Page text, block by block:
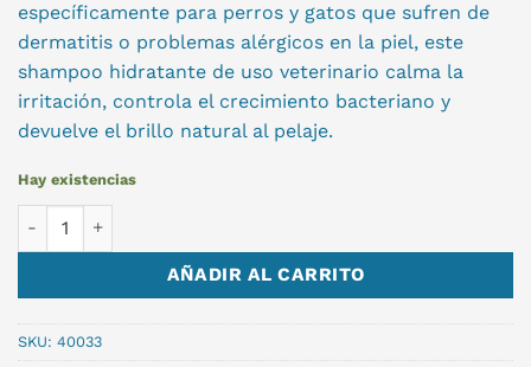
específicamente para perros y gatos que sufren de
dermatitis o problemas alérgicos en la piel, este
shampoo hidratante de uso veterinario calma la
irritación, controla el crecimiento bacteriano y
devuelve el brillo natural al pelaje.
Hay existencias
AÑADIR AL CARRITO
SKU: 40033